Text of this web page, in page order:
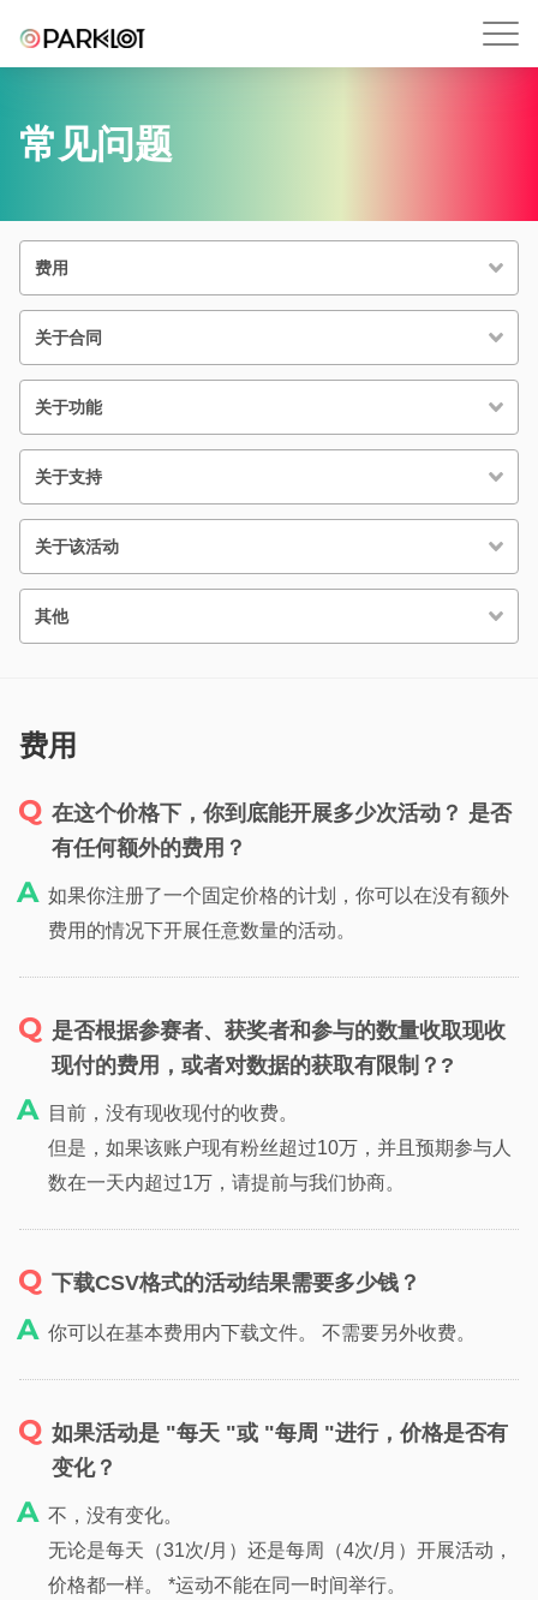
常见问题
费用
关于合同
关于功能
关于支持
关于该活动
其他
费用
在这个价格下，你到底能开展多少次活动？ 是否
有任何额外的费用？
如果你注册了一个固定价格的计划，你可以在没有额外
费用的情况下开展任意数量的活动。
是否根据参赛者、获奖者和参与的数量收取现收
现付的费用，或者对数据的获取有限制？?
目前，没有现收现付的收费。
但是，如果该账户现有粉丝超过10万，并且预期参与人
数在一天内超过1万，请提前与我们协商。
下载CSV格式的活动结果需要多少钱？
你可以在基本费用内下载文件。 不需要另外收费。
如果活动是 "每天 "或 "每周 "进行，价格是否有
变化？
不，没有变化。
无论是每天（31次/月）还是每周（4次/月）开展活动，
价格都一样。 *运动不能在同一时间举行。